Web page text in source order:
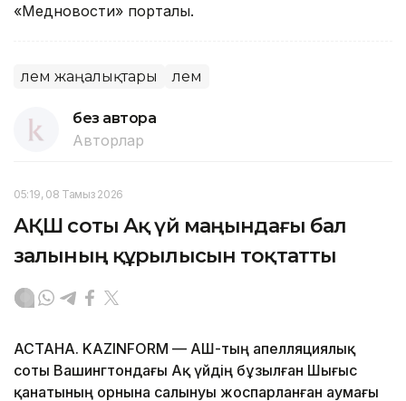
«Медновости» порталы.
Әлем жаңалықтары Әлем
без автора
Авторлар
05:19, 08 Тамыз 2026
АҚШ соты Ақ үй маңындағы бал
залының құрылысын тоқтатты
АСТАНА. KAZINFORM — АҚШ-тың апелляциялық
соты Вашингтондағы Ақ үйдің бұзылған Шығыс
қанатының орнына салынуы жоспарланған аумағы